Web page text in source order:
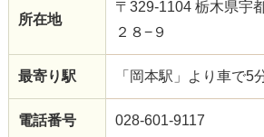
所在地
〒329-1104 栃木県宇
２８−９
最寄り駅 「岡本駅」より車で5
電話番号 028-601-9117